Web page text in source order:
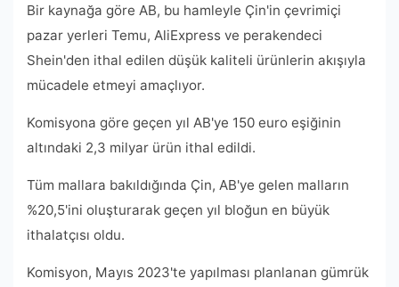
Bir kaynağa göre AB, bu hamleyle Çin'in çevrimiçi
pazar yerleri Temu, AliExpress ve perakendeci
Shein'den ithal edilen düşük kaliteli ürünlerin akışıyla
mücadele etmeyi amaçlıyor.
Komisyona göre geçen yıl AB'ye 150 euro eşiğinin
altındaki 2,3 milyar ürün ithal edildi.
Tüm mallara bakıldığında Çin, AB'ye gelen malların
%20,5'ini oluşturarak geçen yıl bloğun en büyük
ithalatçısı oldu.
Komisyon, Mayıs 2023'te yapılması planlanan gümrük